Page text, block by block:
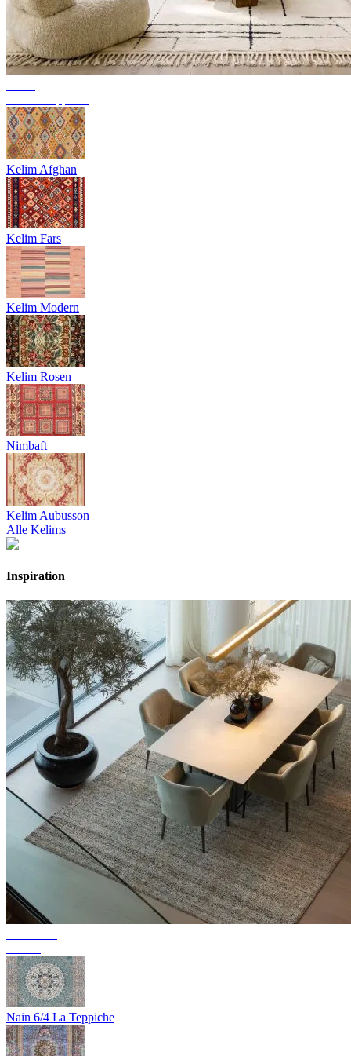
Kelim Afghan
Kelim Fars
Kelim Modern
Kelim Rosen
Nimbaft
Kelim Aubusson
Alle Kelims
Inspiration
Nain 6/4 La Teppiche